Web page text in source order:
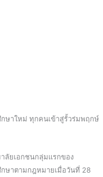
ษาใหม่ ทุกคนเข้าสู่รั้วร่มพฤกษ์
ลัยเอกชนกลุ่มแรกของ
ษาตามกฎหมายเมื่อวันที่ 28